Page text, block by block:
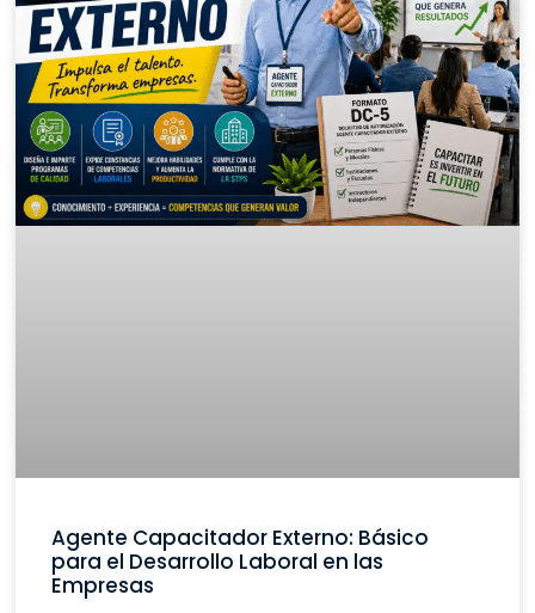
Agente Capacitador Externo: Básico
para el Desarrollo Laboral en las
Empresas